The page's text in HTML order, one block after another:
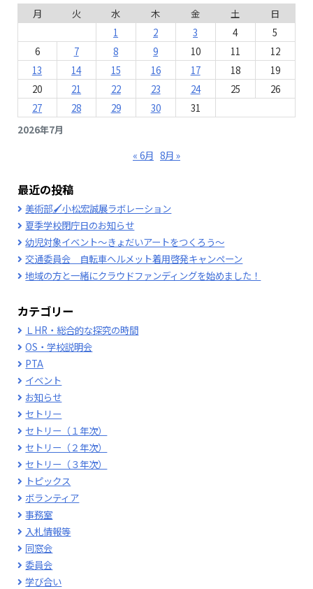
2026年7月
月 火 水 木 金 土
日
1
2 3 4
5
6
7 8 9 10 11
12
13
14 15 16 17 18
19
20
21 22 23 24 25
26
27
28 29 30 31
« 6月 8月 »
最近の投稿
美術部🖌小松宏誠展ラボレーション
夏季学校閉庁日のお知らせ
幼児対象イベント～きょだいアートをつくろう～
交通委員会 自転車ヘルメット着用啓発キャンペーン
地域の方と一緒にクラウドファンディングを始めました！
カテゴリー
ＬHR・総合的な探究の時間
OS・学校説明会
PTA
イベント
お知らせ
セトリー
セトリー（１年次）
セトリー（２年次）
セトリー（３年次）
トピックス
ボランティア
事務室
入札情報等
同窓会
委員会
学び合い